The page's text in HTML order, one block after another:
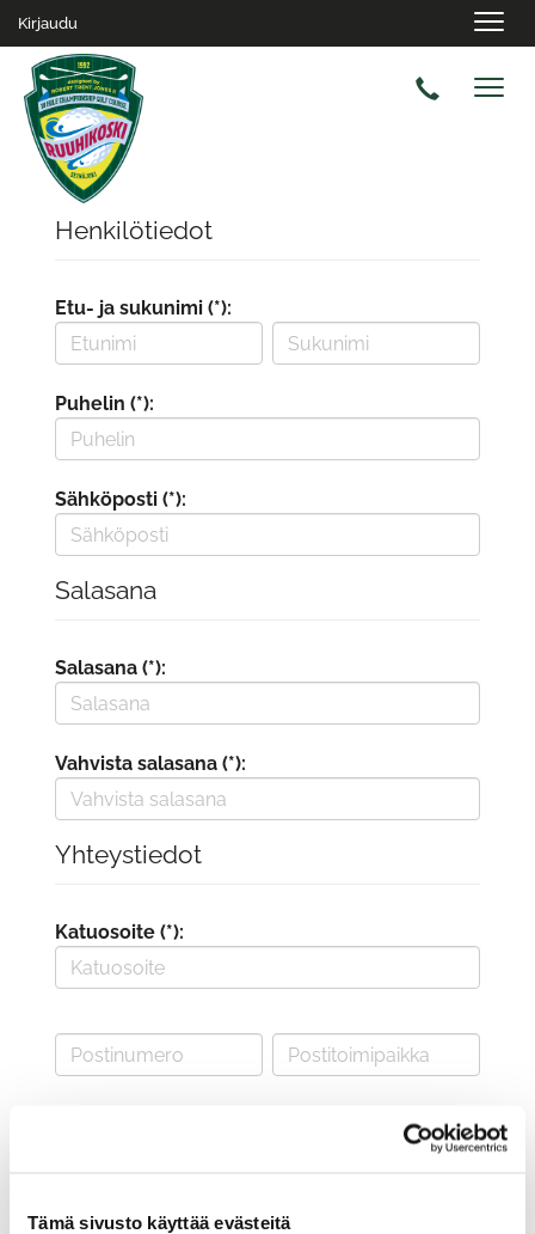
Tämä sivusto käyttää evästeitä
Kirjaudu
Henkilötiedot
Etu- ja sukunimi (*):
Puhelin (*):
Sähköposti (*):
Salasana
Salasana (*):
Vahvista salasana (*):
Yhteystiedot
Katuosoite (*):